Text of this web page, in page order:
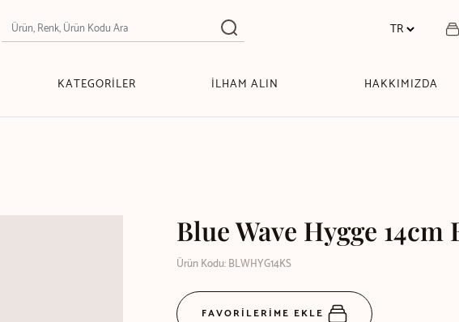
KATEGORİLER İLHAM ALIN HAKKIMIZDA
Blue Wave Hygge 14cm
Ürün Kodu: BLWHYG14KS
FAVORİLERİME EKLE